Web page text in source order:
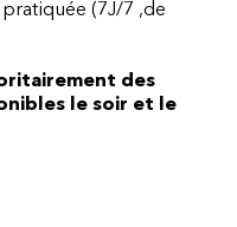
(7J/7 ,de
des
le soir et le